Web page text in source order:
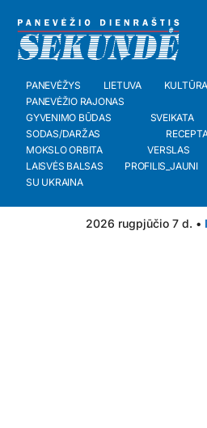
PANEVĖŽYS LIETUVA KULTŪRA
PANEVĖŽIO RAJONAS
GYVENIMO BŪDAS
SVEIKATA
SODAS/DARŽAS
MOKSLO ORBITA
VERSLAS
LAISVĖS BALSAS
PROFILIS_JAUNI
SU UKRAINA
2026 rugpjūčio 7 d. •